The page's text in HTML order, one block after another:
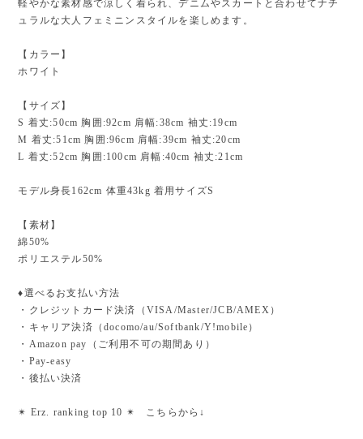
軽やかな素材感で涼しく着られ、デニムやスカートと合わせてナチ
ュラルな大人フェミニンスタイルを楽しめます。
【カラー】
ホワイト
【サイズ】
S 着丈:50cm 胸囲:92cm 肩幅:38cm 袖丈:19cm
M 着丈:51cm 胸囲:96cm 肩幅:39cm 袖丈:20cm
L 着丈:52cm 胸囲:100cm 肩幅:40cm 袖丈:21cm
モデル身長162cm 体重43kg 着用サイズS
【素材】
綿50%
ポリエステル50%
♦︎選べるお支払い方法
・クレジットカード決済（VISA/Master/JCB/AMEX）
・キャリア決済（docomo/au/Softbank/Y!mobile）
・Amazon pay（ご利用不可の期間あり）
・Pay-easy
・後払い決済
✴︎ Erz. ranking top 10 ✴︎ こちらから↓